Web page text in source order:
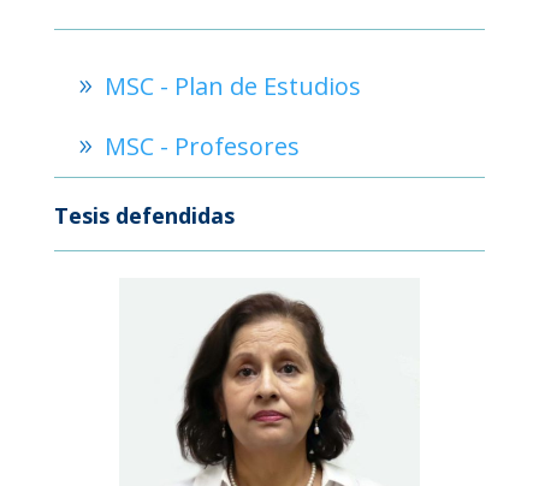
MSC - Plan de Estudios
MSC - Profesores
Tesis defendidas